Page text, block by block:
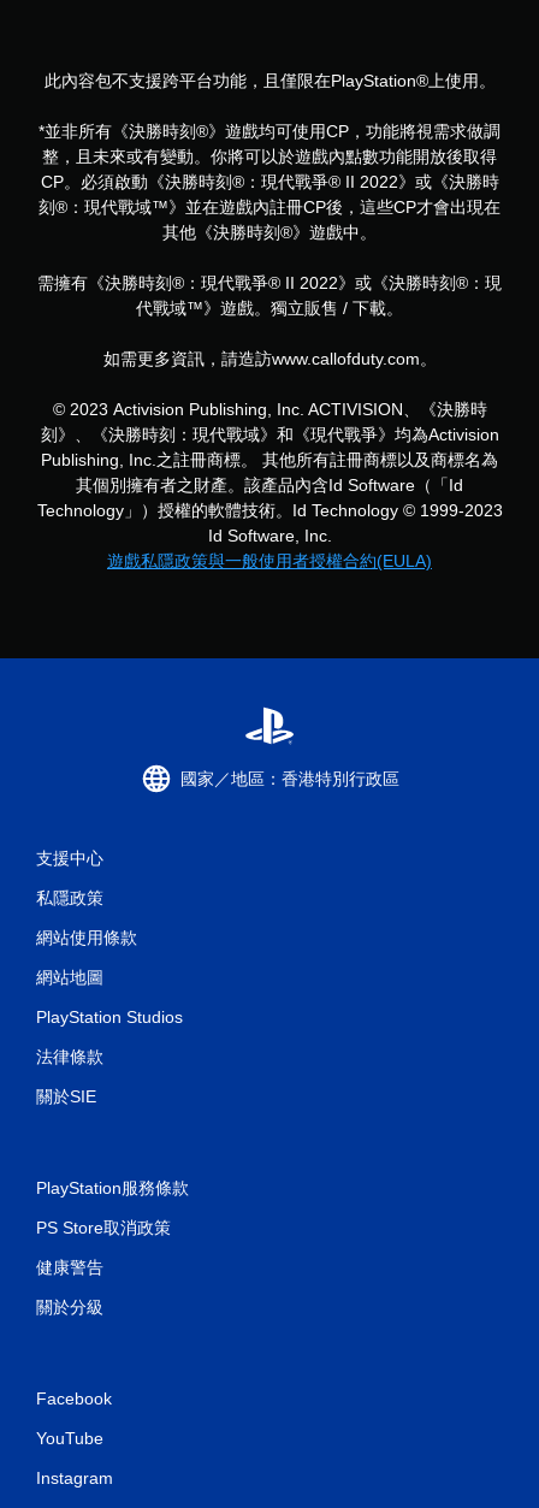
此內容包不支援跨平台功能，且僅限在PlayStation®上使用。
*並非所有《決勝時刻®》遊戲均可使用CP，功能將視需求做調
整，且未來或有變動。你將可以於遊戲內點數功能開放後取得
CP。必須啟動《決勝時刻®：現代戰爭® II 2022》或《決勝時
刻®：現代戰域™》並在遊戲內註冊CP後，這些CP才會出現在
其他《決勝時刻®》遊戲中。
需擁有《決勝時刻®：現代戰爭® II 2022》或《決勝時刻®：現
代戰域™》遊戲。獨立販售 / 下載。
如需更多資訊，請造訪www.callofduty.com。
© 2023 Activision Publishing, Inc. ACTIVISION、《決勝時
刻》、《決勝時刻：現代戰域》和《現代戰爭》均為Activision
Publishing, Inc.之註冊商標。 其他所有註冊商標以及商標名為
其個別擁有者之財產。該產品內含Id Software（「Id
Technology」）授權的軟體技術。Id Technology © 1999-2023
Id Software, Inc.
遊戲私隱政策與一般使用者授權合約(EULA)
國家／地區：香港特別行政區
支援中心
私隱政策
網站使用條款
網站地圖
PlayStation Studios
法律條款
關於SIE
PlayStation服務條款
PS Store取消政策
健康警告
關於分級
Facebook
YouTube
Instagram